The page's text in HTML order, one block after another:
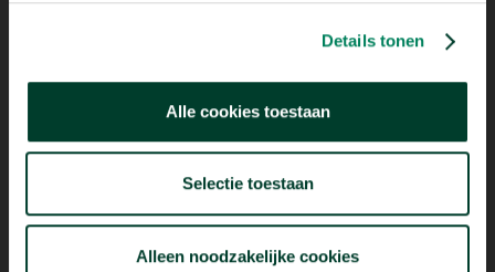
Details tonen
Alle cookies toestaan
Selectie toestaan
Alleen noodzakelijke cookies
Mogelijk dankzij